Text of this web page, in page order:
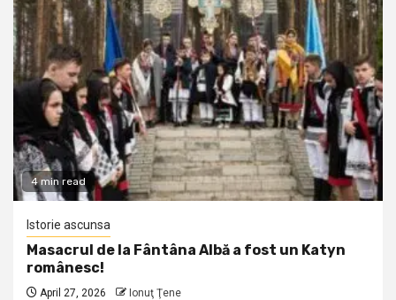
4 min read
Istorie ascunsa
Masacrul de la Fântâna Albă a fost un Katyn
românesc!
April 27, 2026 Ionuţ Ţene